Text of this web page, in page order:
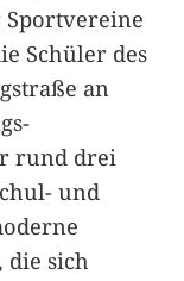
Schüler des
an
rund drei
und
die sich